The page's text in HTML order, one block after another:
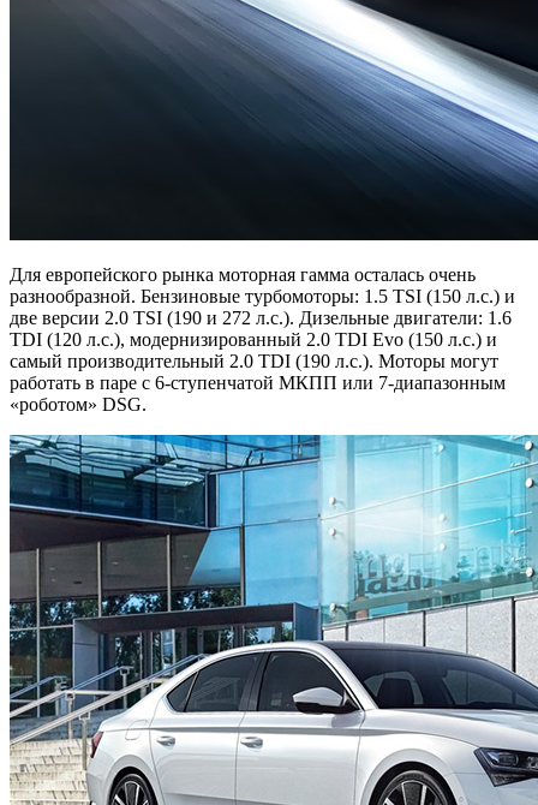
Для европейского рынка моторная гамма осталась очень
разнообразной. Бензиновые турбомоторы: 1.5 TSI (150 л.с.) и
две версии 2.0 TSI (190 и 272 л.с.). Дизельные двигатели: 1.6
TDI (120 л.с.), модернизированный 2.0 TDI Evo (150 л.с.) и
самый производительный 2.0 TDI (190 л.с.). Моторы могут
работать в паре с 6-ступенчатой МКПП или 7-диапазонным
«роботом» DSG.